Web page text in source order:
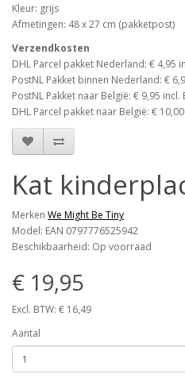
Kleur: grijs
Afmetingen: 48 x 27 cm (pakketpost)
Verzendkosten
DHL Parcel pakket Nederland: € 4,95
PostNL Pakket binnen Nederland: €
PostNL Pakket naar België: € 9,95 incl.
DHL Parcel pakket naar België: €
Kat
Merken We Might Be Tiny
Model: EAN 0797776525942
Beschikbaarheid: Op voorraad
€ 19,95
Excl. BTW: € 16,49
Aantal